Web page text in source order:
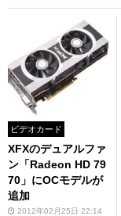
ビデオカード
XFXのデュアルファ
ン「Radeon HD 79
70」にOCモデルが
追加
2012年02月25日 22:14